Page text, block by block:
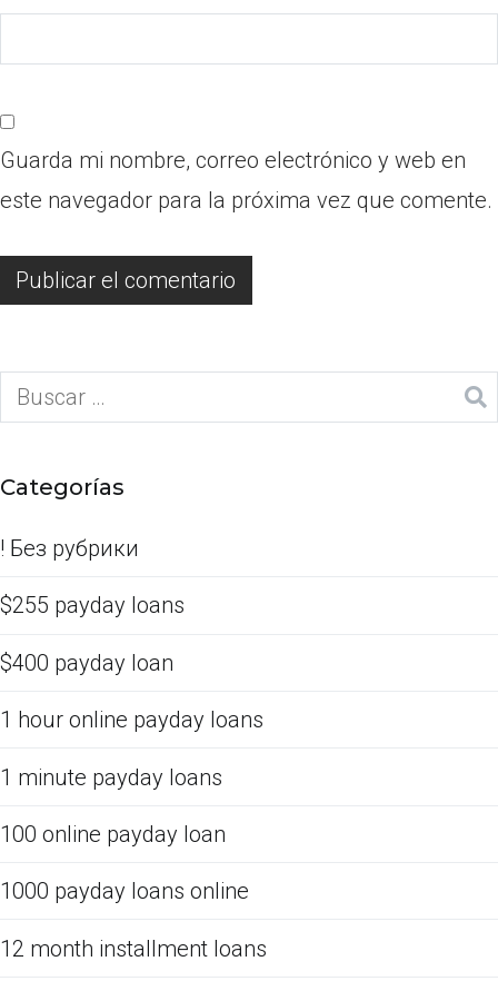
Guarda mi nombre, correo electrónico y web en
este navegador para la próxima vez que comente.
Categorías
! Без рубрики
$255 payday loans
$400 payday loan
1 hour online payday loans
1 minute payday loans
100 online payday loan
1000 payday loans online
12 month installment loans